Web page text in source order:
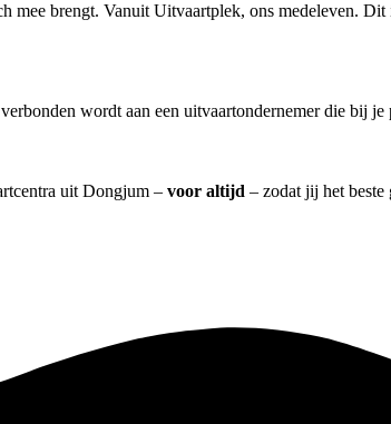
mee brengt. Vanuit Uitvaartplek, ons medeleven.
verbonden wordt aan een uitvaartondernemer die bij je
uit Dongjum – voor altijd – zodat jij het